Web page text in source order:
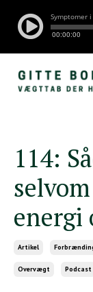
114:
energi
Artikel
Overvægt Podcast